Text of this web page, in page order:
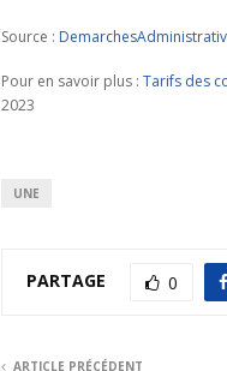
Source :
Pour en savoir plus : Tarifs des
2023
UNE
PARTAGE 0
ARTICLE PRÉCÉDENT